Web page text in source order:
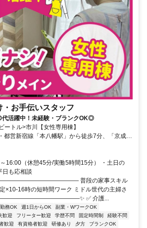
・お手伝いスタッフ
代活躍中！未経験・ブランクOK◎
ートル>市川【女性専用棟】
都営新宿線「本八幡駅」から徒歩7分、「京成八
16:00（休憩45分/実働5時間15分） ・土日の
も応相談
普段の家事スキル
×10-16時の短時間ワーク ミドル世代の主婦さ
✅ 介護...
務OK 週1日からOK
副業・WワークOK
歓迎 フリーター歓迎 学歴不問 固定時間制
経験不問
歓迎 有資格者歓迎 研修あり 夕方
ブランクOK